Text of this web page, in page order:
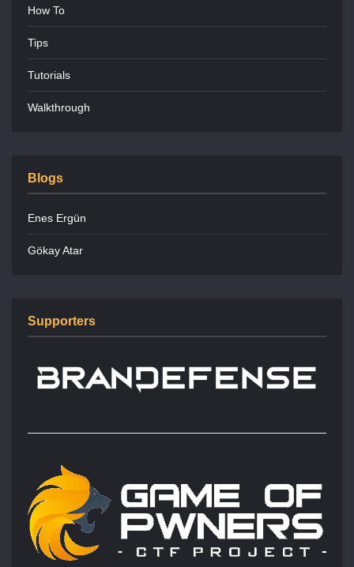
How To
Tips
Tutorials
Walkthrough
Blogs
Enes Ergün
Gökay Atar
Supporters